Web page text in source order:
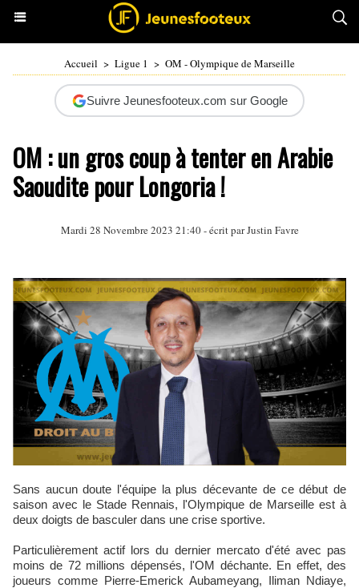
Accueil > Ligue 1 > OM - Olympique de Marseille
Suivre Jeunesfooteux.com sur Google
OM : un gros coup à tenter en Arabie
Saoudite pour Longoria !
Mardi 28 Novembre 2023 21:40 - écrit parJustin Favre
Sans aucun doute l'équipe la plus décevante de ce début de
saison avec le Stade Rennais, l'Olympique de Marseille est à
deux doigts de basculer dans une crise sportive.
Particulièrement actif lors du dernier mercato d'été avec pas
moins de 72 millions dépensés, l'OM déchante. En effet, des
joueurs comme Pierre-Emerick Aubameyang, Iliman Ndiaye,